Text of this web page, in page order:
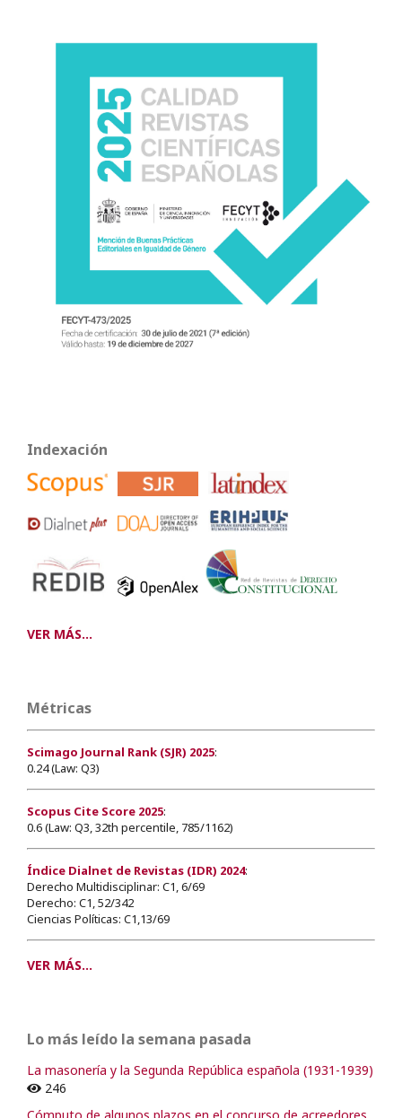
Indexación
VER MÁS...
Métricas
Scimago Journal Rank (SJR) 2025:
0.24 (Law: Q3)
Scopus Cite Score 2025:
0.6 (Law: Q3, 32th percentile, 785/1162)
Índice Dialnet de Revistas (IDR) 2024:
Derecho Multidisciplinar: C1, 6/69
Derecho: C1, 52/342
Ciencias Políticas: C1,13/69
VER MÁS...
Lo más leído la semana pasada
La masonería y la Segunda República española (1931-1939)
246